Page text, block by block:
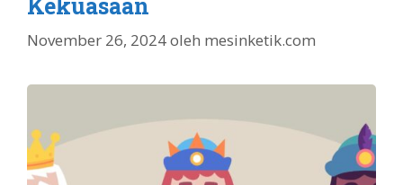
November 26, 2024oleh mesinketik.com